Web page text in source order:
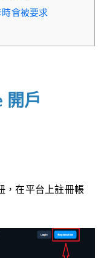
會被要求
戶
，在平台上註冊帳